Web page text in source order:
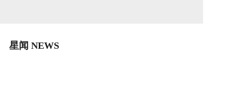
星闻 NEWS